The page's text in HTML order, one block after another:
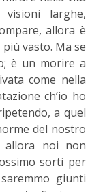
larghe,
allora è
vasto. Ma se
è un morire a
come nella
ch’io ho
a quel
del nostro
allora noi non
sorti per
giunti